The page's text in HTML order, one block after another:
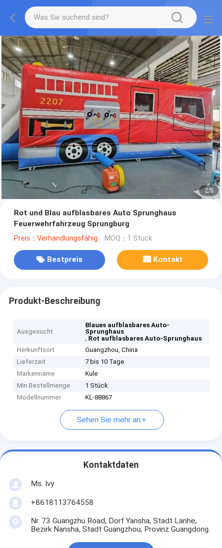
2/5
Rot und Blau aufblasbares Auto Sprunghaus
Feuerwehrfahrzeug Sprungburg
Preis：Verhandlungsfähig MOQ：1 Stück
Bestpreis Kontakt
Produkt-Beschreibung
Ausgesucht
Blaues aufblasbares Auto-
Sprunghaus
, Rot aufblasbares Auto-Sprunghaus
Herkunftsort
Guangzhou, China
Lieferzeit
7 bis 10 Tage
Markenname
Kule
Min Bestellmenge
1 Stück
Modellnummer
KL-88867
Sehen Sie mehr an
Kontaktdaten
Ms. Ivy
+8618113764558
Nr. 73 Guangzhu Road, Dorf Yansha, Stadt Lanhe,
Bezirk Nansha, Stadt Guangzhou, Provinz Guangdong.